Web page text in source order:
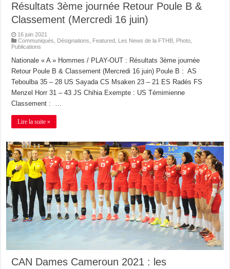
Résultats 3ème journée Retour Poule B &
Classement (Mercredi 16 juin)
16 juin 2021
Communiqués
Désignations Featured Les News de la FTHB Photo
Publications
Nationale « A » Hommes / PLAY-OUT : Résultats 3ème journée
Retour Poule B & Classement (Mercredi 16 juin) Poule B : AS
Teboulba 35 – 28 US Sayada CS Msaken 23 – 21 ES Radés FS
Menzel Horr 31 – 43 JS Chihia Exempte : US Témimienne
Classement : …
Lire la suite »
CAN Dames Cameroun 2021 : les